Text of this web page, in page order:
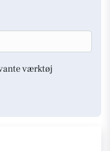
værktøj